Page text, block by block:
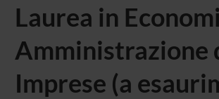
Laurea in
Amministrazione
Imprese (a